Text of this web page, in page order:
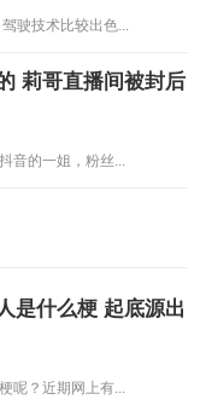
驶技术比较出色...
莉哥直播间被封后
音的一姐，粉丝...
是什么梗 起底源出
呢？近期网上有...